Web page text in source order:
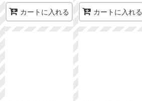
カートに入れる カートに入れる